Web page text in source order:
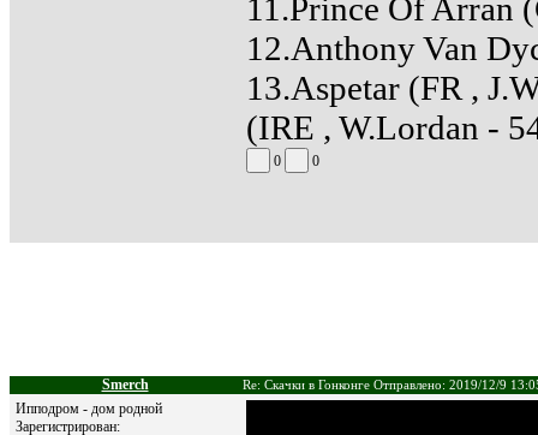
11.Prince Of Arran
12.Anthony Van
13.Aspetar (FR ,
(IRE , W.Lordan -
0 0
Smerch Re: Скачки в Гонконге Отправлено: 2019/12/9
Ипподром - дом родной
Зарегистрирован: